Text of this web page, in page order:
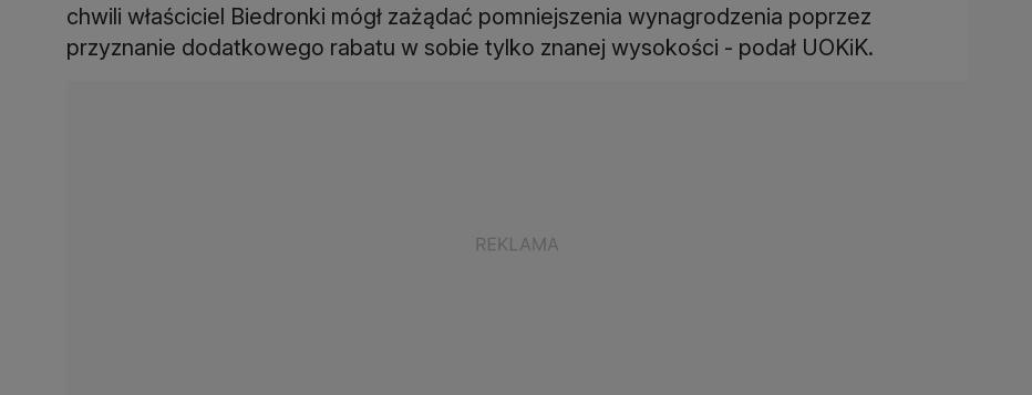
chwili właściciel Biedronki mógł zażądać pomniejszenia wynagrodzenia poprzez
przyznanie dodatkowego rabatu w sobie tylko znanej wysokości - podał UOKiK.